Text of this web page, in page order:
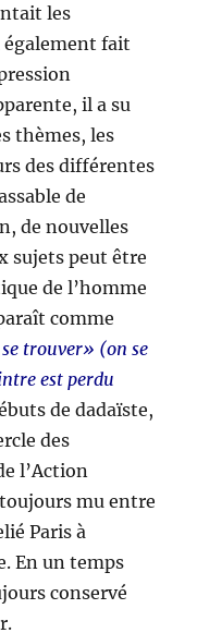
les
également fait
il a su
thèmes, les
des différentes
de
de nouvelles
sujets peut être
de l’homme
comme
trouver» (on se
est perdu
de dadaïste,
des
l’Action
mu entre
Paris à
En un temps
conservé